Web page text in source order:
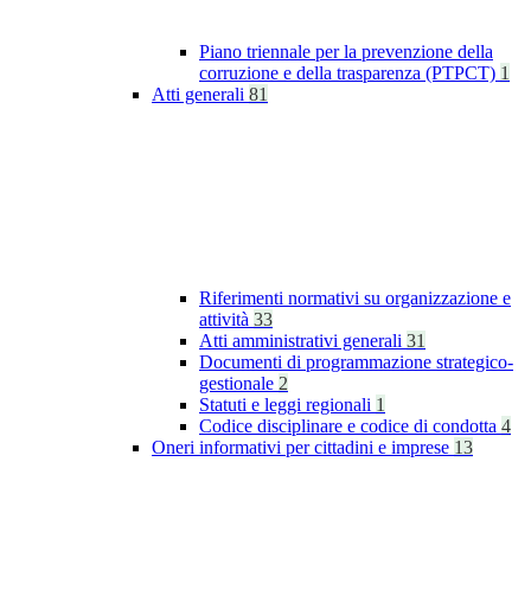
Piano triennale per la prevenzione della
corruzione e della trasparenza (PTPCT) 1
Atti generali 81
Riferimenti normativi su organizzazione e
attività 33
Atti amministrativi generali 31
Documenti di programmazione strategico-
gestionale 2
Statuti e leggi regionali 1
Codice disciplinare e codice di condotta 4
Oneri informativi per cittadini e imprese 13